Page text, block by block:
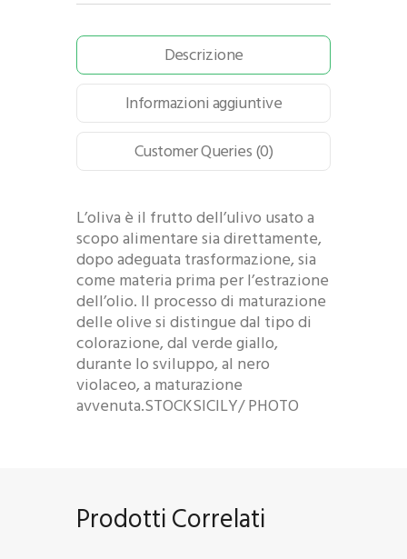
Descrizione
Informazioni aggiuntive
Customer Queries (0)
L’oliva è il frutto dell’ulivo usato a
scopo alimentare sia direttamente,
dopo adeguata trasformazione, sia
come materia prima per l’estrazione
dell’olio. Il processo di maturazione
delle olive si distingue dal tipo di
colorazione, dal verde giallo,
durante lo sviluppo, al nero
violaceo, a maturazione
avvenuta.STOCKSICILY/ PHOTO
Prodotti Correlati